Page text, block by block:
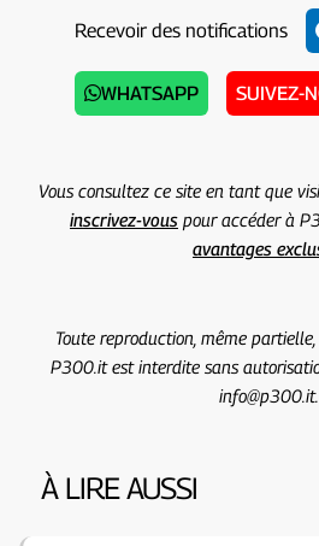
Recevoir des notifications
WHATSAPP SUIVEZ-
Vous consultez ce site en tant que
inscrivez-vouspour accéder à
avantages
Toute reproduction, même
P300.it est interdite sans
info@p300.it.
À LIRE AUSSI